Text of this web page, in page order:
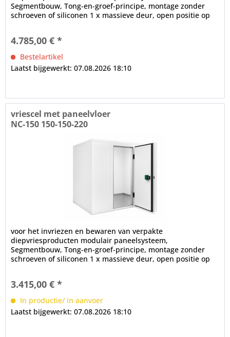
Segmentbouw, Tong-en-groef-principe, montage zonder
schroeven of siliconen 1 x massieve deur, open positie op
4.785,00 € *
Bestelartikel
Laatst bijgewerkt: 07.08.2026 18:10
vriescel met paneelvloer
NC-150 150-150-220
voor het invriezen en bewaren van verpakte
diepvriesproducten modulair paneelsysteem,
Segmentbouw, Tong-en-groef-principe, montage zonder
schroeven of siliconen 1 x massieve deur, open positie op
3.415,00 € *
In productie/ in aanvoer
Laatst bijgewerkt: 07.08.2026 18:10